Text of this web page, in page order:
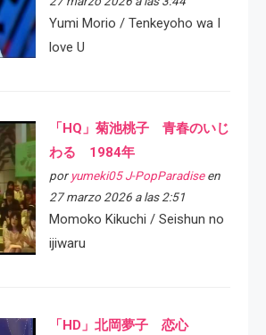
Yumi Morio / Tenkeyoho wa I
love U
「HQ」菊池桃子 青春のいじ
わる 1984年
por yumeki05 J-PopParadiseen
27 marzo 2026 a las 2:51
Momoko Kikuchi / Seishun no
ijiwaru
「HD」北岡夢子 恋心